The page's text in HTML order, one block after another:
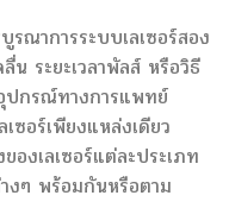
รณาการระบบเลเซอร์สอง
น ระยะเวลาพัลส์ หรือวิธี
ปกรณ์ทางการแพทย์
ซอร์เพียงแหล่งเดียว
องเลเซอร์แต่ละประเภท
งๆ พร้อมกันหรือตาม